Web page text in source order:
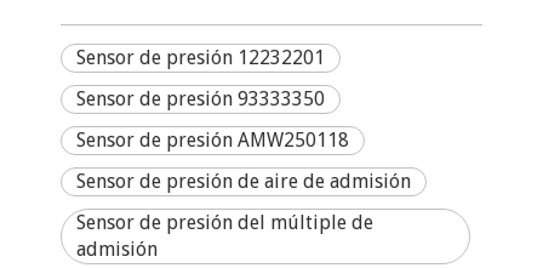
Sensor de presión 12232201
Sensor de presión 93333350
Sensor de presión AMW250118
Sensor de presión de aire de admisión
Sensor de presión del múltiple de
admisión